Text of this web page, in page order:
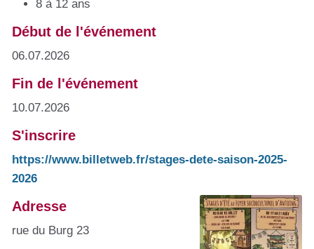
8 à 12 ans
Début de l'événement
06.07.2026
Fin de l'événement
10.07.2026
S'inscrire
https://www.billetweb.fr/stages-dete-saison-2025-
2026
Adresse
rue du Burg 23